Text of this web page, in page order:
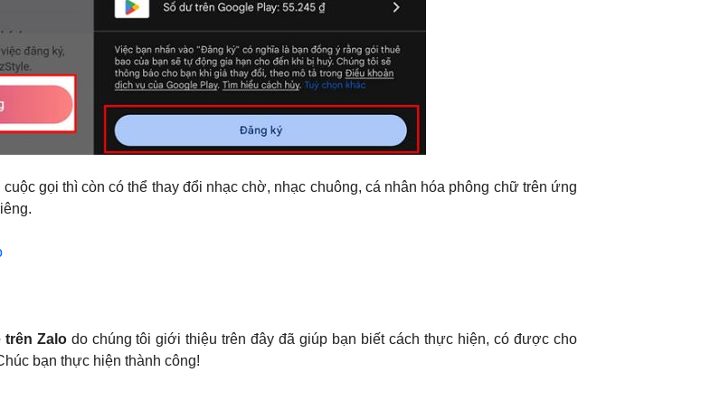
gọi thì còn có thể thay đổi nhạc chờ, nhạc chuông, cá nhân hóa phông chữ trên ứng
trên Zalodo chúng tôi giới thiệu trên đây đã giúp bạn biết cách thực hiện, có được cho
bạn thực hiện thành công!